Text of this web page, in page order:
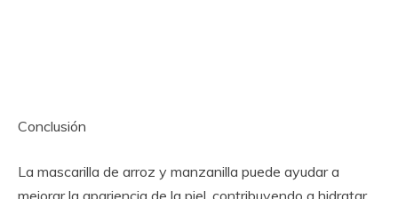
Conclusión
La mascarilla de arroz y manzanilla puede ayudar a
mejorar la apariencia de la piel, contribuyendo a hidratar,